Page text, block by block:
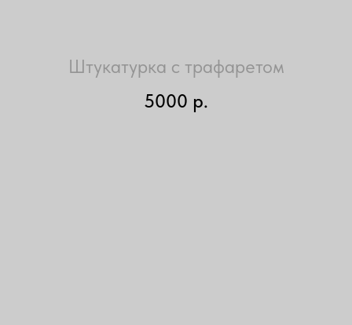
Штукатурка с трафаретом
5000 р.